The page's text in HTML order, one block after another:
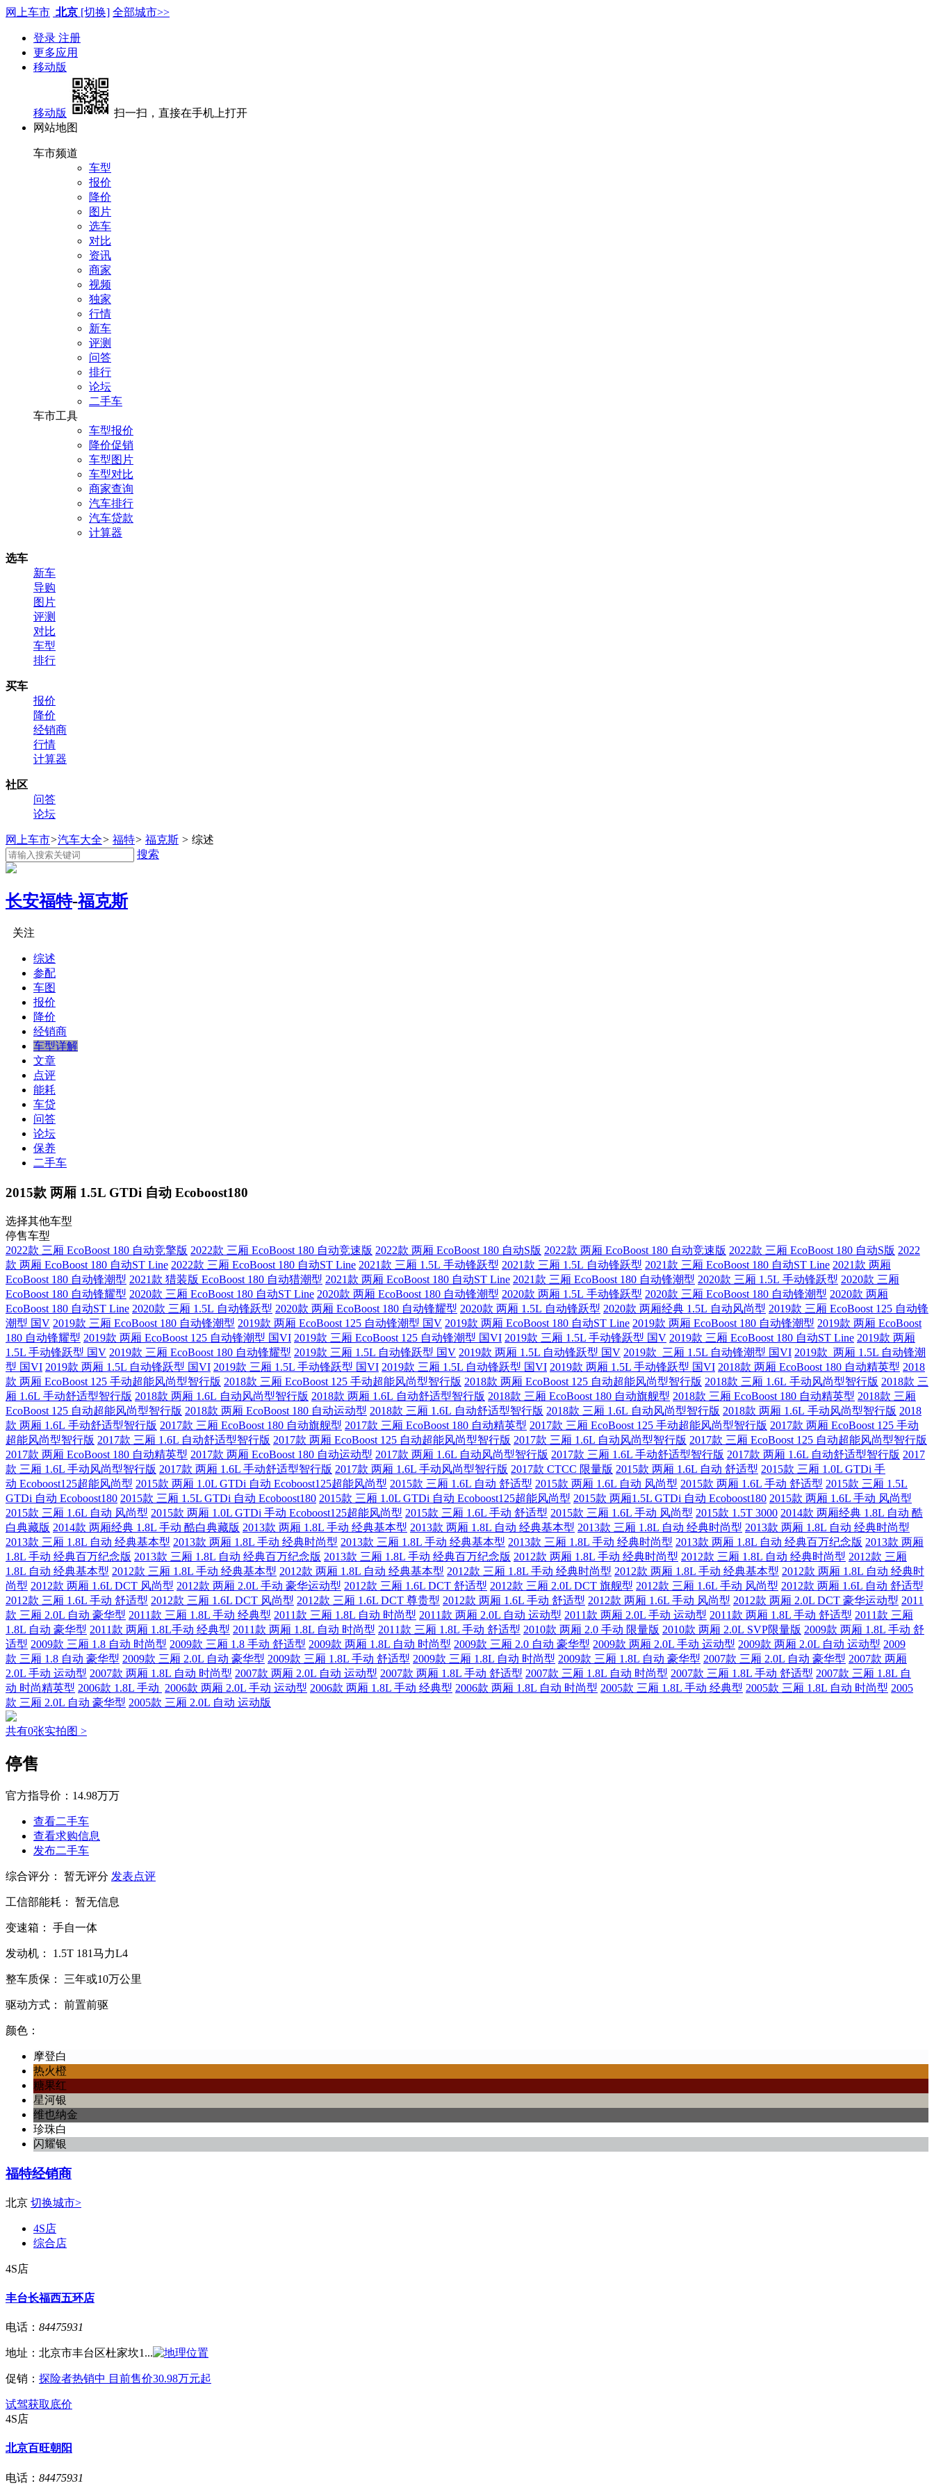
网上车市 北京 [切换] 全部城市>>
登录 注册
更多应用
移动版
移动版
扫一扫，直接在手机上打开
网站地图
车市频道
车型
报价
降价
图片
选车
对比
资讯
商家
视频
独家
行情
新车
评测
问答
排行
论坛
二手车
车市工具
车型报价
降价促销
车型图片
车型对比
商家查询
汽车排行
汽车贷款
计算器
选车
新车
导购
图片
评测
对比
车型
排行
买车
报价
降价
经销商
行情
计算器
社区
问答
论坛
网上车市>汽车大全> 福特> 福克斯 > 综述
搜索
长安福特-福克斯
关注
综述
参配
车图
报价
降价
经销商
车型详解
文章
点评
能耗
车贷
问答
论坛
保养
二手车
2015款 两厢 1.5L GTDi 自动 Ecoboost180
选择其他车型
停售车型
2022款 三厢 EcoBoost 180 自动竞擎版 2022款 三厢 EcoBoost 180 自动竞速版 2022款 两厢 EcoBoost 180 自动S版 2022款 两厢 EcoBoost 180 自动竞速版 2022款 三厢 EcoBoost 180 自动S版 2022
款 两厢 EcoBoost 180 自动ST Line 2022款 三厢 EcoBoost 180 自动ST Line 2021款 三厢 1.5L 手动锋跃型 2021款 三厢 1.5L 自动锋跃型 2021款 三厢 EcoBoost 180 自动ST Line 2021款 两厢
EcoBoost 180 自动锋潮型 2021款 猎装版 EcoBoost 180 自动猎潮型 2021款 两厢 EcoBoost 180 自动ST Line 2021款 三厢 EcoBoost 180 自动锋潮型 2020款 三厢 1.5L 手动锋跃型 2020款 三厢
EcoBoost 180 自动锋耀型 2020款 三厢 EcoBoost 180 自动ST Line 2020款 两厢 EcoBoost 180 自动锋潮型 2020款 两厢 1.5L 手动锋跃型 2020款 三厢 EcoBoost 180 自动锋潮型 2020款 两厢
EcoBoost 180 自动ST Line 2020款 三厢 1.5L 自动锋跃型 2020款 两厢 EcoBoost 180 自动锋耀型 2020款 两厢 1.5L 自动锋跃型 2020款 两厢经典 1.5L 自动风尚型 2019款 三厢 EcoBoost 125 自动锋
潮型 国V 2019款 三厢 EcoBoost 180 自动锋潮型 2019款 两厢 EcoBoost 125 自动锋潮型 国V 2019款 两厢 EcoBoost 180 自动ST Line 2019款 两厢 EcoBoost 180 自动锋潮型 2019款 两厢 EcoBoost
180 自动锋耀型 2019款 两厢 EcoBoost 125 自动锋潮型 国VI 2019款 三厢 EcoBoost 125 自动锋潮型 国VI 2019款 三厢 1.5L 手动锋跃型 国V 2019款 三厢 EcoBoost 180 自动ST Line 2019款 两厢
1.5L 手动锋跃型 国V 2019款 三厢 EcoBoost 180 自动锋耀型 2019款 三厢 1.5L 自动锋跃型 国V 2019款 两厢 1.5L 自动锋跃型 国V 2019款 三厢 1.5L 自动锋潮型 国VI 2019款 两厢 1.5L 自动锋潮
型 国VI 2019款 两厢 1.5L 自动锋跃型 国VI 2019款 三厢 1.5L 手动锋跃型 国VI 2019款 三厢 1.5L 自动锋跃型 国VI 2019款 两厢 1.5L 手动锋跃型 国VI 2018款 两厢 EcoBoost 180 自动精英型 2018
款 两厢 EcoBoost 125 手动超能风尚型智行版 2018款 三厢 EcoBoost 125 手动超能风尚型智行版 2018款 两厢 EcoBoost 125 自动超能风尚型智行版 2018款 三厢 1.6L 手动风尚型智行版 2018款 三
厢 1.6L 手动舒适型智行版 2018款 两厢 1.6L 自动风尚型智行版 2018款 两厢 1.6L 自动舒适型智行版 2018款 三厢 EcoBoost 180 自动旗舰型 2018款 三厢 EcoBoost 180 自动精英型 2018款 三厢
EcoBoost 125 自动超能风尚型智行版 2018款 两厢 EcoBoost 180 自动运动型 2018款 三厢 1.6L 自动舒适型智行版 2018款 三厢 1.6L 自动风尚型智行版 2018款 两厢 1.6L 手动风尚型智行版 2018
款 两厢 1.6L 手动舒适型智行版 2017款 三厢 EcoBoost 180 自动旗舰型 2017款 三厢 EcoBoost 180 自动精英型 2017款 三厢 EcoBoost 125 手动超能风尚型智行版 2017款 两厢 EcoBoost 125 手动
超能风尚型智行版 2017款 三厢 1.6L 自动舒适型智行版 2017款 两厢 EcoBoost 125 自动超能风尚型智行版 2017款 三厢 1.6L 自动风尚型智行版 2017款 三厢 EcoBoost 125 自动超能风尚型智行版
2017款 两厢 EcoBoost 180 自动精英型 2017款 两厢 EcoBoost 180 自动运动型 2017款 两厢 1.6L 自动风尚型智行版 2017款 三厢 1.6L 手动舒适型智行版 2017款 两厢 1.6L 自动舒适型智行版 2017
款 三厢 1.6L 手动风尚型智行版 2017款 两厢 1.6L 手动舒适型智行版 2017款 两厢 1.6L 手动风尚型智行版 2017款 CTCC 限量版 2015款 两厢 1.6L 自动 舒适型 2015款 三厢 1.0L GTDi 手
动 Ecoboost125超能风尚型 2015款 两厢 1.0L GTDi 自动 Ecoboost125超能风尚型 2015款 三厢 1.6L 自动 舒适型 2015款 两厢 1.6L 自动 风尚型 2015款 两厢 1.6L 手动 舒适型 2015款 三厢 1.5L
GTDi 自动 Ecoboost180 2015款 三厢 1.5L GTDi 自动 Ecoboost180 2015款 三厢 1.0L GTDi 自动 Ecoboost125超能风尚型 2015款 两厢1.5L GTDi 自动 Ecoboost180 2015款 两厢 1.6L 手动 风尚型
2015款 三厢 1.6L 自动 风尚型 2015款 两厢 1.0L GTDi 手动 Ecoboost125超能风尚型 2015款 三厢 1.6L 手动 舒适型 2015款 三厢 1.6L 手动 风尚型 2015款 1.5T 3000 2014款 两厢经典 1.8L 自动 酷
白典藏版 2014款 两厢经典 1.8L 手动 酷白典藏版 2013款 两厢 1.8L 手动 经典基本型 2013款 两厢 1.8L 自动 经典基本型 2013款 三厢 1.8L 自动 经典时尚型 2013款 两厢 1.8L 自动 经典时尚型
2013款 三厢 1.8L 自动 经典基本型 2013款 两厢 1.8L 手动 经典时尚型 2013款 三厢 1.8L 手动 经典基本型 2013款 三厢 1.8L 手动 经典时尚型 2013款 两厢 1.8L 自动 经典百万纪念版 2013款 两厢
1.8L 手动 经典百万纪念版 2013款 三厢 1.8L 自动 经典百万纪念版 2013款 三厢 1.8L 手动 经典百万纪念版 2012款 两厢 1.8L 手动 经典时尚型 2012款 三厢 1.8L 自动 经典时尚型 2012款 三厢
1.8L 自动 经典基本型 2012款 三厢 1.8L 手动 经典基本型 2012款 两厢 1.8L 自动 经典基本型 2012款 三厢 1.8L 手动 经典时尚型 2012款 两厢 1.8L 手动 经典基本型 2012款 两厢 1.8L 自动 经典时
尚型 2012款 两厢 1.6L DCT 风尚型 2012款 两厢 2.0L 手动 豪华运动型 2012款 三厢 1.6L DCT 舒适型 2012款 三厢 2.0L DCT 旗舰型 2012款 三厢 1.6L 手动 风尚型 2012款 两厢 1.6L 自动 舒适型
2012款 三厢 1.6L 手动 舒适型 2012款 三厢 1.6L DCT 风尚型 2012款 三厢 1.6L DCT 尊贵型 2012款 两厢 1.6L 手动 舒适型 2012款 两厢 1.6L 手动 风尚型 2012款 两厢 2.0L DCT 豪华运动型 2011
款 三厢 2.0L 自动 豪华型 2011款 三厢 1.8L 手动 经典型 2011款 三厢 1.8L 自动 时尚型 2011款 两厢 2.0L 自动 运动型 2011款 两厢 2.0L 手动 运动型 2011款 两厢 1.8L 手动 舒适型 2011款 三厢
1.8L 自动 豪华型 2011款 两厢 1.8L手动 经典型 2011款 两厢 1.8L 自动 时尚型 2011款 三厢 1.8L 手动 舒适型 2010款 两厢 2.0 手动 限量版 2010款 两厢 2.0L SVP限量版 2009款 两厢 1.8L 手动 舒
适型 2009款 三厢 1.8 自动 时尚型 2009款 三厢 1.8 手动 舒适型 2009款 两厢 1.8L 自动 时尚型 2009款 三厢 2.0 自动 豪华型 2009款 两厢 2.0L 手动 运动型 2009款 两厢 2.0L 自动 运动型 2009
款 三厢 1.8 自动 豪华型 2009款 三厢 2.0L 自动 豪华型 2009款 三厢 1.8L 手动 舒适型 2009款 三厢 1.8L 自动 时尚型 2009款 三厢 1.8L 自动 豪华型 2007款 三厢 2.0L 自动 豪华型 2007款 两厢
2.0L 手动 运动型 2007款 两厢 1.8L 自动 时尚型 2007款 两厢 2.0L 自动 运动型 2007款 两厢 1.8L 手动 舒适型 2007款 三厢 1.8L 自动 时尚型 2007款 三厢 1.8L 手动 舒适型 2007款 三厢 1.8L 自
动 时尚精英型 2006款 1.8L 手动 2006款 两厢 2.0L 手动 运动型 2006款 两厢 1.8L 手动 经典型 2006款 两厢 1.8L 自动 时尚型 2005款 三厢 1.8L 手动 经典型 2005款 三厢 1.8L 自动 时尚型 2005
款 三厢 2.0L 自动 豪华型 2005款 三厢 2.0L 自动 运动版
共有0张实拍图 >
停售
官方指导价： 14.98万万
查看二手车
查看求购信息
发布二手车
综合评分： 暂无评分 发表点评
工信部能耗： 暂无信息
变速箱： 手自一体
发动机： 1.5T 181马力L4
整车质保： 三年或10万公里
驱动方式： 前置前驱
颜色：
摩登白
热火橙
糖果红
星河银
维也纳金
珍珠白
闪耀银
福特经销商
北京 切换城市>
4S店
综合店
4S店
丰台长福西五环店
电话： 84475931
地址： 北京市丰台区杜家坎1...
促销： 探险者热销中 目前售价30.98万元起
试驾获取底价
4S店
北京百旺朝阳
电话： 84475931